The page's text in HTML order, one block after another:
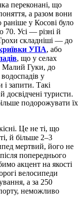
переконані, що
а разом вони
у Косові було
70. Усі — різні й
складніші — до
УПА, або
, що у селах
Малий Гуки, до
у
запити. Такі
досвідчені туристи.
подорожувати їх
Це не ті, що
й більше 2–3
мертвий, його не
попереднього
акцент на якості
велосипеди
а за 250
неможливо